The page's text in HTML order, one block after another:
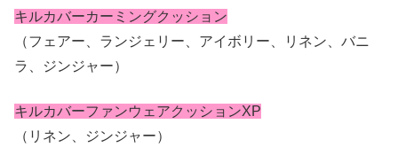
キルカバーカーミングクッション
（フェアー、ランジェリー、アイボリー、リネン、バニ
ラ、ジンジャー）
キルカバーファンウェアクッションXP
（リネン、ジンジャー）